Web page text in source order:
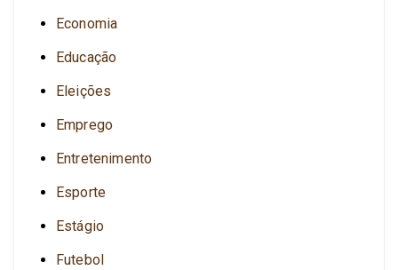
Economia
Educação
Eleições
Emprego
Entretenimento
Esporte
Estágio
Futebol